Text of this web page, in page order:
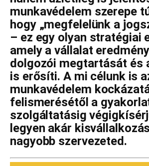
munkavédelem szerepe
hogy „megfelelünk a
– ez egy olyan stratégiai
amely a vállalat
dolgozói megtartását és
is erősíti. A mi célunk is
munkavédelem
felismerésétől a
szolgáltatásig
legyen akár
nagyobb szervezeted.